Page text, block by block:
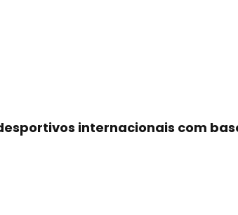
internacionais com